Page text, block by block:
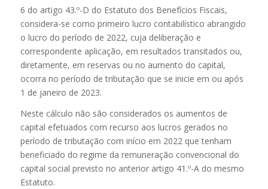
6 do artigo 43.º-D do Estatuto dos Benefícios Fiscais,
considera-se como primeiro lucro contabilístico abrangido
o lucro do período de 2022, cuja deliberação e
correspondente aplicação, em resultados transitados ou,
diretamente, em reservas ou no aumento do capital,
ocorra no período de tributação que se inicie em ou após
1 de janeiro de 2023.
Neste cálculo não são considerados os aumentos de
capital efetuados com recurso aos lucros gerados no
período de tributação com início em 2022 que tenham
beneficiado do regime da remuneração convencional do
capital social previsto no anterior artigo 41.º-A do mesmo
Estatuto.